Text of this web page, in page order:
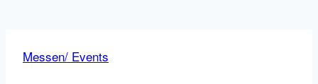
Messen/ Events